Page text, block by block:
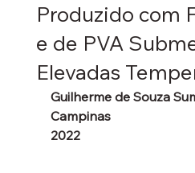
Produzido com
e de PVA
Elevadas
Guilherme de Souza
Campinas
2022